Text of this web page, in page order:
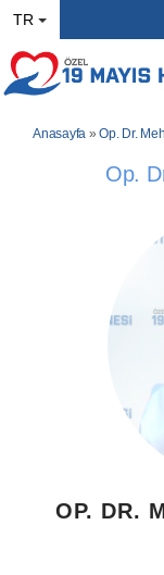
TR
Anasayfa »Op. Dr.
Op.
OP. DR.